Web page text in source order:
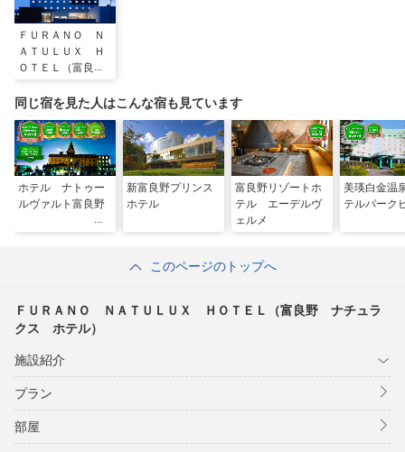
ＦＵＲＡＮＯ Ｎ
ＡＴＵＬＵＸ Ｈ
ＯＴＥＬ（富良
ス ホテル）
同じ宿を見た人はこんな宿も見ています
ホテル ナトゥー
ルヴァルト富良野
新富良野プリンス
ホテル
富良野リゾートホ
テル エーデルヴ
ェルメ
美瑛白金
テルパーク
このページのトップへ
ＦＵＲＡＮＯ ＮＡＴＵＬＵＸ ＨＯＴＥＬ（富良野 ナチュラ
クス ホテル）
施設紹介
プラン
部屋